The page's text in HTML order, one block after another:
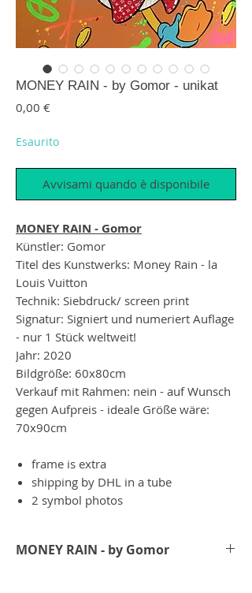
MONEY RAIN - by Gomor - unikat
0,00 €Prezzo
Esaurito
Avvisami quando è disponibile
MONEY RAIN - Gomor
Künstler: Gomor
Titel des Kunstwerks: Money Rain - la
Louis Vuitton
Technik: Siebdruck/ screen print
Signatur: Signiert und numeriert Auflage
- nur 1 Stück weltweit!
Jahr: 2020
Bildgröße: 60x80cm
Verkauf mit Rahmen: nein - auf Wunsch
gegen Aufpreis - ideale Größe wäre:
70x90cm
frame is extra
shipping by DHL in a tube
2 symbol photos
MONEY RAIN - by Gomor